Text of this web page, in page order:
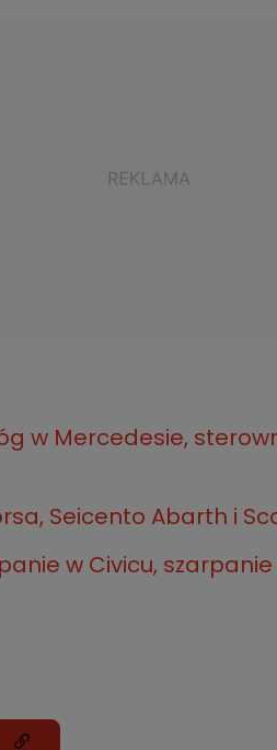
w Mercedesie,
Seicento Abarth i
w Civicu,